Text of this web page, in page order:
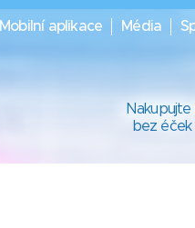
Mobilní aplikace Média
Nakupujte
bez éček